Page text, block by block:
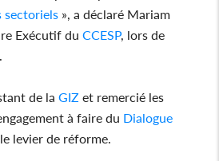
sectoriels », a déclaré Mariam
Exécutif du CCESP, lors de
de la GIZ et remercié les
à faire du Dialogue
levier de réforme.